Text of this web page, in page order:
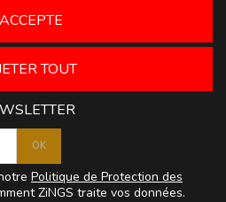
TOUT
Politique de Protection des
ZiNGS traite vos données.